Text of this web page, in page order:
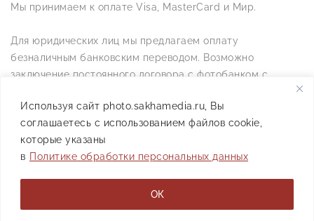
Используя сайт photo.sakhamedia.ru, Вы
соглашаетесь с использованием файлов cookie,
которые указаны
в Политике обработки персональных данных
ОК
Мы принимаем к оплате Visa, MasterCard и Мир.
Для юридических лиц мы предлагаем оплату
безналичным банковским переводом. Возможно
заключение постоянного договора с фотобанком с
Позвоните нам по телефону +7(4112) 42-09-42 — и мы
ответим на все ваши вопросы